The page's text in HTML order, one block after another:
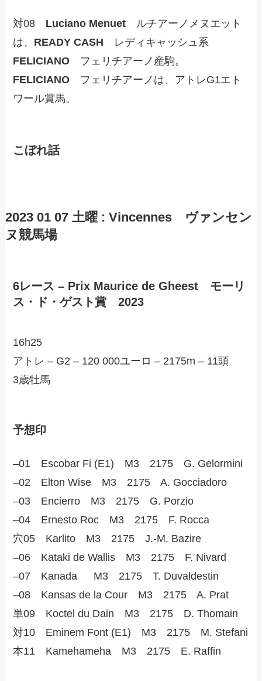
対08 Luciano Menuet ルチアーノメヌエット
は、 READY CASH レディキャッシュ系
FELICIANO フェリチアーノ産駒。
FELICIANO フェリチアーノは、アトレG1エト
ワール賞馬。
こぼれ話
2023 01 07 土曜 : Vincennesヴァンセン
ヌ競馬場
6レース – Prix Maurice de Gheest モーリ
ス・ド・ゲスト賞 2023
16h25
アトレ – G2 – 120 000ユーロ – 2175m – 11頭
3歳牡馬
予想印
–01 Escobar Fi (E1) M3 2175 G. Gelormini
–02 Elton Wise M3 2175 A. Gocciadoro
–03 Encierro M3 2175 G. Porzio
–04 Ernesto Roc M3 2175 F. Rocca
穴05 Karlito M3 2175 J.-M. Bazire
–06 Kataki de Wallis M3 2175 F. Nivard
–07 Kanada M3 2175 T. Duvaldestin
–08 Kansas de la Cour M3 2175 A. Prat
単09 Koctel du Dain M3 2175 D. Thomain
対10 Eminem Font (E1) M3 2175 M. Stefani
本11 Kamehameha M3 2175 E. Raffin